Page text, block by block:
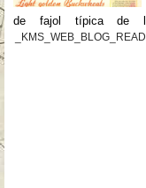
de fajol típica de